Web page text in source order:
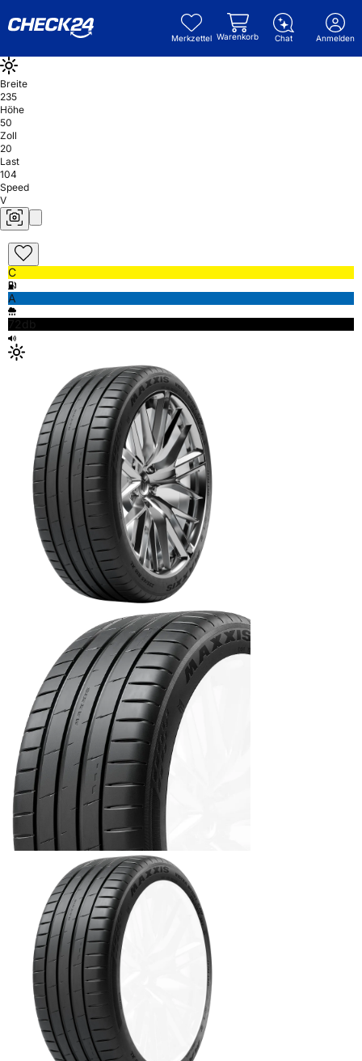
Merkzettel Warenkorb Chat Anmelden
Breite
235
Höhe
50
Zoll
20
Last
104
Speed
V
C
A
72db